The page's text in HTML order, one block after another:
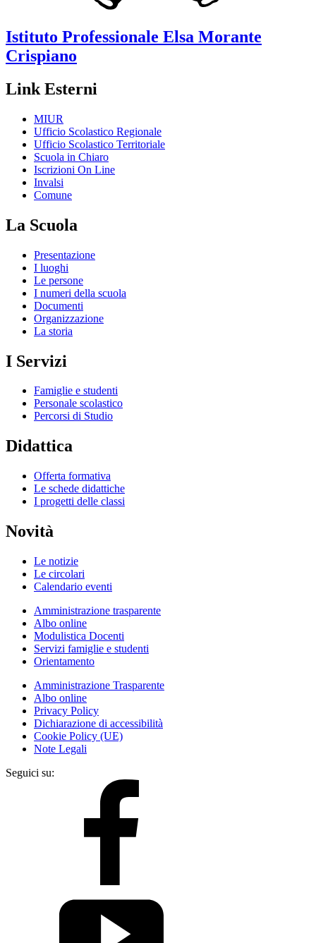
Istituto Professionale Elsa Morante
Crispiano
Link Esterni
MIUR
Ufficio Scolastico Regionale
Ufficio Scolastico Territoriale
Scuola in Chiaro
Iscrizioni On Line
Invalsi
Comune
La Scuola
Presentazione
I luoghi
Le persone
I numeri della scuola
Documenti
Organizzazione
La storia
I Servizi
Famiglie e studenti
Personale scolastico
Percorsi di Studio
Didattica
Offerta formativa
Le schede didattiche
I progetti delle classi
Novità
Le notizie
Le circolari
Calendario eventi
Amministrazione trasparente
Albo online
Modulistica Docenti
Servizi famiglie e studenti
Orientamento
Amministrazione Trasparente
Albo online
Privacy Policy
Dichiarazione di accessibilità
Cookie Policy (UE)
Note Legali
Seguici su: